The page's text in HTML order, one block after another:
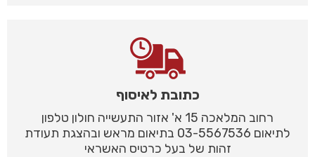
כתובת לאיסוף
רחוב המלאכה 15 א' אזור התעשייה חולון טלפון
לתיאום 03-5567536 בתיאום מראש ובהצגת תעודת
זהות של בעל כרטיס האשראי